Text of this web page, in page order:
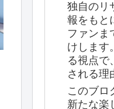
独自のリ
報をもと
ファンま
けします
る視点で
される理
このブロ
新たな楽